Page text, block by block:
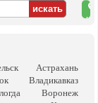
на
Астрахань
Владикавказ
Воронеж